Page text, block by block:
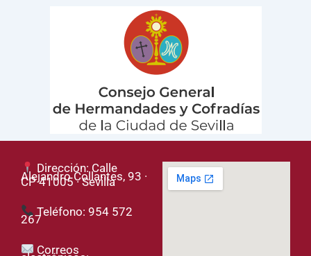
Dirección: Calle
Alejandro Collantes, 93 ·
CP 41005 · Sevilla
Teléfono: 954 572
267
Correos